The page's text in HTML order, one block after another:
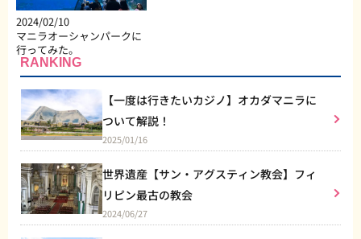
2024/02/10
マニラオーシャンパークに
行ってみた。
RANKING
【一度は行きたいカジノ】オカダマニラに
ついて解説！
2025/01/16
世界遺産【サン・アグスティン教会】フィ
リピン最古の教会
2024/06/27